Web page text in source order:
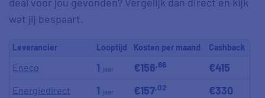
wat jij bespaart.
Leverancier Looptijd Kosten per maand Cashback
Eneco 1 jaar €156,66 €415
Energiedirect 1 jaar €157,02 €330